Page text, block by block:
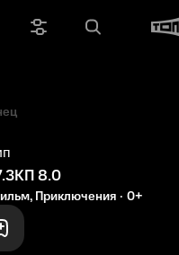
КП 8.0
Приключения 0+